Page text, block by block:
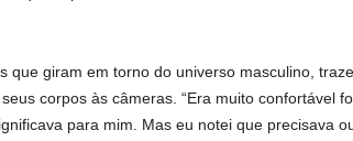
que giram em torno do universo masculino,
corpos às câmeras. “Era muito confortável
para mim. Mas eu notei que precisava